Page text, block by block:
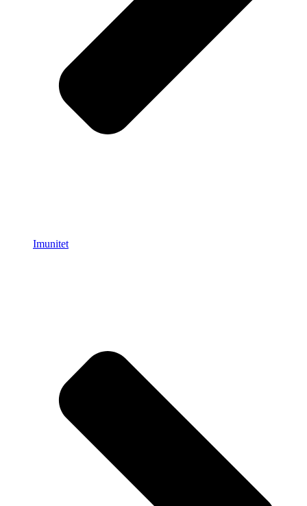
Imunitet